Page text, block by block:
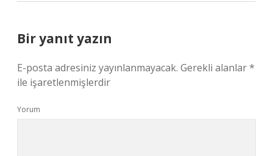
Bir yanıt yazın
E-posta adresiniz yayınlanmayacak. Gerekli alanlar*
ile işaretlenmişlerdir
Yorum